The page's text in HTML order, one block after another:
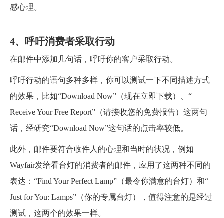
感心理。
4、呼吁消费者采取行动
在邮件中添加几句话，呼吁你的客户采取行动。
呼吁行动的语句多种多样，你可以测试一下不同描述方式
的效果，比如“Download Now”（现在立即下载）、“
Receive Your Free Report”（请接收您的免费报告）这两句
话，经研究“Download Now”这句话的点击率较低。
此外，邮件要符合收件人的心理和当时的状况，例如
Wayfair发给看台灯的消费者的邮件，应用了这两种不同的
表达：“Find Your Perfect Lamp”（最令你满意的台灯）和“
Just for You: Lamps”（你的专属台灯），值得注意的是经过
测试，这两个的效果一样。